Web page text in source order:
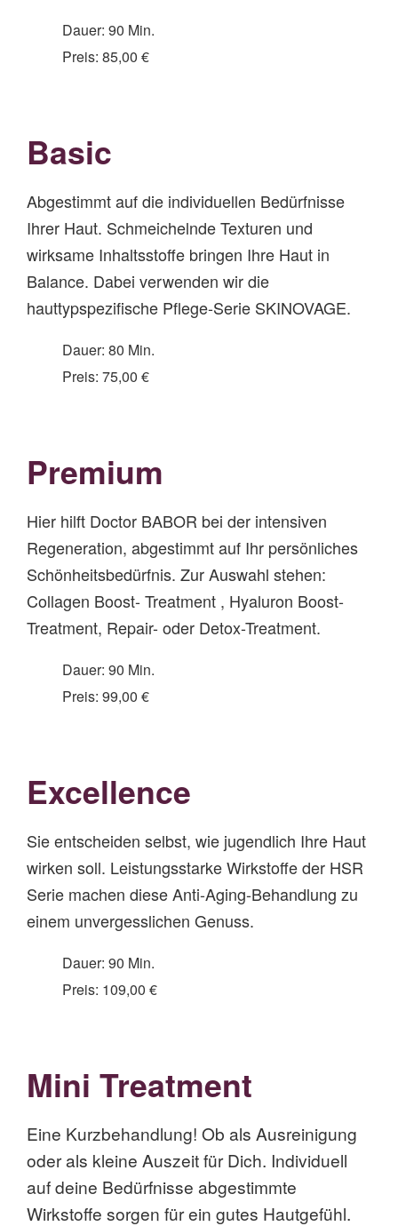
Dauer: 90 Min.
Preis: 85,00 €
Basic
Abgestimmt auf die individuellen Bedürfnisse
Ihrer Haut. Schmeichelnde Texturen und
wirksame Inhaltsstoffe bringen Ihre Haut in
Balance. Dabei verwenden wir die
hauttypspezifische Pflege-Serie SKINOVAGE.
Dauer: 80 Min.
Preis: 75,00 €
Premium
Hier hilft Doctor BABOR bei der intensiven
Regeneration, abgestimmt auf Ihr persönliches
Schönheitsbedürfnis. Zur Auswahl stehen:
Collagen Boost- Treatment , Hyaluron Boost-
Treatment, Repair- oder Detox-Treatment.
Dauer: 90 Min.
Preis: 99,00 €
Excellence
Sie entscheiden selbst, wie jugendlich Ihre Haut
wirken soll. Leistungsstarke Wirkstoffe der HSR
Serie machen diese Anti-Aging-Behandlung zu
einem unvergesslichen Genuss.
Dauer: 90 Min.
Preis: 109,00 €
Mini Treatment
Eine Kurzbehandlung! Ob als Ausreinigung
oder als kleine Auszeit für Dich. Individuell
auf deine Bedürfnisse abgestimmte
Wirkstoffe sorgen für ein gutes Hautgefühl.